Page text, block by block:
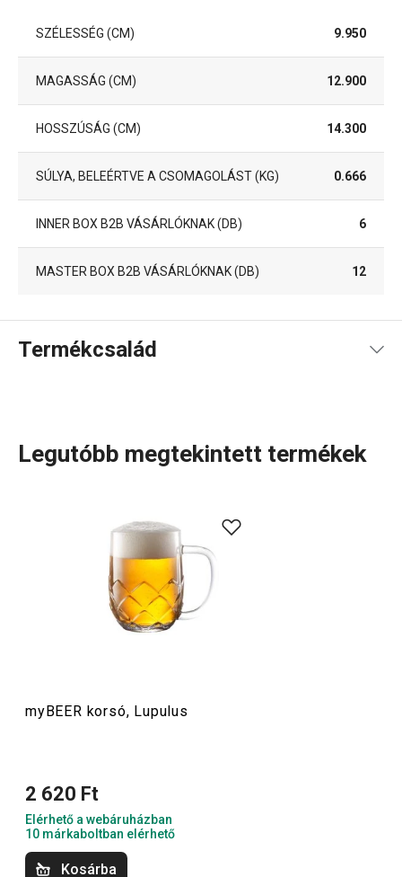
SZÉLESSÉG (CM) 9.950
MAGASSÁG (CM) 12.900
HOSSZÚSÁG (CM) 14.300
SÚLYA, BELEÉRTVE A CSOMAGOLÁST (KG) 0.666
INNER BOX B2B VÁSÁRLÓKNAK (DB) 6
MASTER BOX B2B VÁSÁRLÓKNAK (DB) 12
Termékcsalád
kollekció neked készült – ezekkel a stílusos darabokkal
igazán különleges élmény lesz a kedvenc aranyló italod
elfogyasztása. Találsz köztük háromdecis poharat, korsót
és söröskancsót is – mindegyiket egyedi, karakteres
Legutóbb megtekintett termékek
myBEER korsó, Lupulus
2 620 Ft
Elérhető a webáruházban
10 márkaboltban elérhető
Kosárba